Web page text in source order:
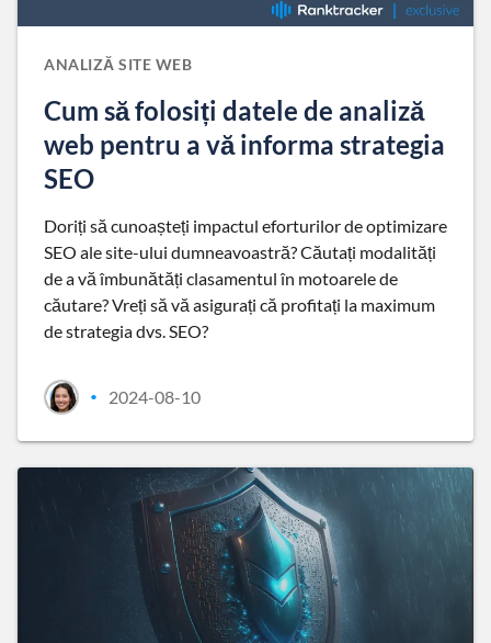
ANALIZĂ SITE WEB
Cum să folosiți datele de analiză
web pentru a vă informa strategia
SEO
Doriți să cunoașteți impactul eforturilor de optimizare
SEO ale site-ului dumneavoastră? Căutați modalități
de a vă îmbunătăți clasamentul în motoarele de
căutare? Vreți să vă asigurați că profitați la maximum
de strategia dvs. SEO?
• 2024-08-10